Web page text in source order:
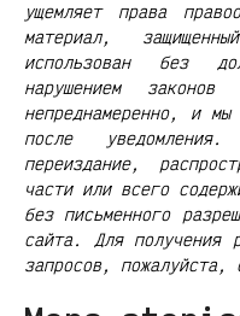
ущемляет права
материал,
использован без
нарушением
непреднамеренно, и мы
после
переиздание,
части или всего
без письменного
сайта. Для получения
запросов, пожалуйста,